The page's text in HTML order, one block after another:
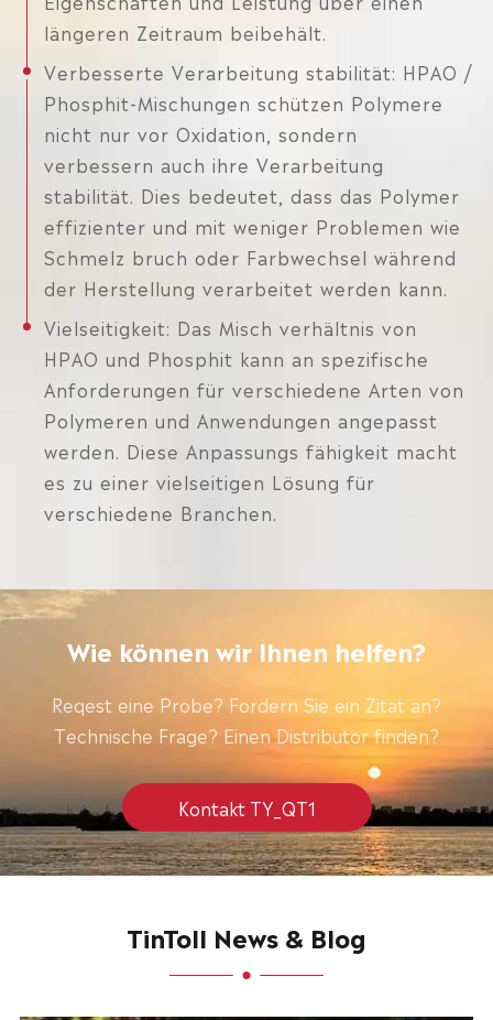
längeren Zeitraum beibehält.
Verbesserte Verarbeitung stabilität: HPAO /
Phosphit-Mischungen schützen Polymere
nicht nur vor Oxidation, sondern
verbessern auch ihre Verarbeitung
stabilität. Dies bedeutet, dass das Polymer
effizienter und mit weniger Problemen wie
Schmelz bruch oder Farbwechsel während
der Herstellung verarbeitet werden kann.
Vielseitigkeit: Das Misch verhältnis von
HPAO und Phosphit kann an spezifische
Anforderungen für verschiedene Arten von
Polymeren und Anwendungen angepasst
werden. Diese Anpassungs fähigkeit macht
es zu einer vielseitigen Lösung für
verschiedene Branchen.
Wie können wir Ihnen helfen?
Reqest eine Probe? Fordern Sie ein Zitat an?
Technische Frage? Einen Distributor finden?
Kontakt TY_QT1
TinToll News & Blog